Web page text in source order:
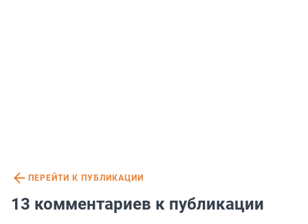
ПЕРЕЙТИ К ПУБЛИКАЦИИ
13 комментариев к публикации